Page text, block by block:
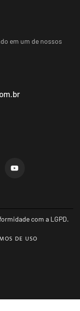
em um de nossos
com a LGPD.
DE USO